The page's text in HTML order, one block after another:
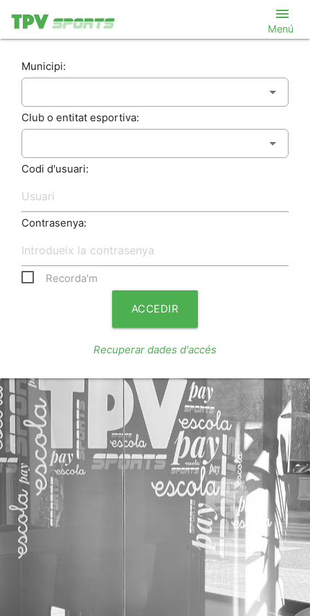
menu
Menú
Municipi:
Club o entitat esportiva:
Codi d'usuari:
Contrasenya:
Recorda'm
ACCEDIR
Recuperar dades d'accés